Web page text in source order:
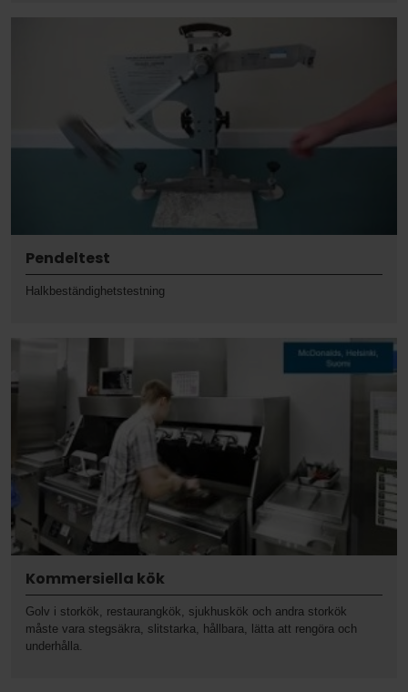
Pendeltest
Halkbeständighetstestning
Kommersiella kök
Golv i storkök, restaurangkök, sjukhuskök och andra storkök
måste vara stegsäkra, slitstarka, hållbara, lätta att rengöra och
underhålla.